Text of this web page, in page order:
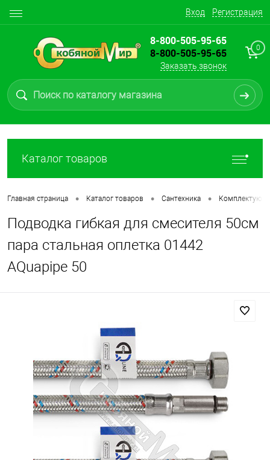
Вход Регистрация
8-800-505-95-65
8-800-505-95-65
Заказать звонок
0
Каталог товаров
Главная страница • Каталог товаров • Сантехника •
Подводка гибкая для смесителя 50см
пара стальная оплетка 01442
AQuapipe 50